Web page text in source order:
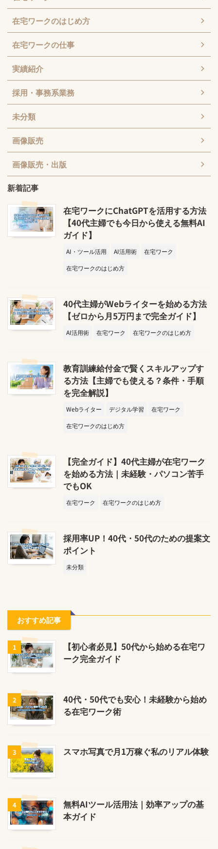
在宅ワークのはじめ方
在宅ワークの仕事
実績紹介
採用・事務系業務
未分類
画像販売
画像販売・出版
新着記事
在宅ワークにChatGPTを活用する方法
【40代主婦でも今日から使える無料AI
ガイド】
AI・ツール活用 AI活用術
在宅ワーク
在宅ワークのはじめ方
40代主婦がWebライターを始める方法
【ゼロから月5万円まで完全ガイド】
AI活用術 在宅ワーク 在宅ワークのはじめ方
教育訓練給付金で賢くスキルアップす
る方法【主婦でも使える？条件・手順
を完全解説】
Webライター デジタル学習
在宅ワーク
在宅ワークのはじめ方
【完全ガイド】40代主婦が在宅ワーク
を始める方法｜未経験・パソコン苦手
でもOK
在宅ワーク 在宅ワークのはじめ方
採用率UP！40代・50代のための提案文
ポイント
未分類
おすすめ記事
1
【初心者必見】50代から始める在宅ワ
ーク完全ガイド
2
40代・50代でも安心！未経験から始め
る在宅ワーク術
3 スマホ写真で月1万稼ぐ私のリアル体験
4
無料AIツール活用法｜効率アップの基
本ガイド